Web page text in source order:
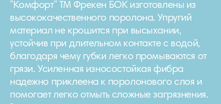
"Комфорт" ТМ Фрекен БОК изготовлены из
высококачественного поролона. Упругий
материал не крошится при высыхании,
устойчив при длительном контакте с водой,
благодаря чему губки легко промываются от
грязи. Усиленная износостойкая фибра
надежно приклеена к поролонового слоя и
помогает легко отмыть сложные загрязнения.